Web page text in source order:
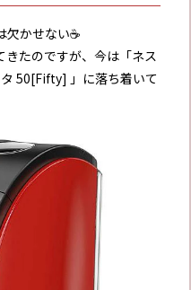
欠かせない☕️
きたのですが、今は「ネス
50[Fifty] 」に落ち着いて